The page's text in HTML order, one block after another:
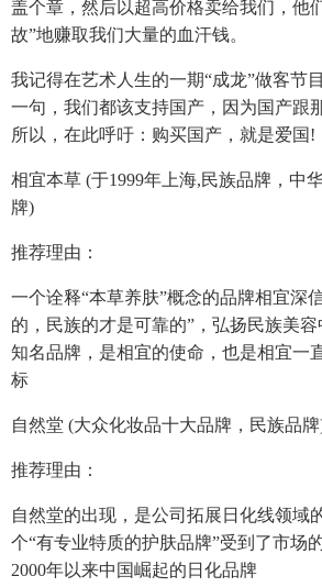
盖个章，然后以超高价格卖给我们，他
故”地赚取我们大量的血汗钱。
我记得在艺术人生的一期“成龙”做客节
一句，我们都该支持国产，因为国产跟
所以，在此呼吁：购买国产，就是爱国!
相宜本草 (于1999年上海,民族品牌，中
牌)
推荐理由：
一个诠释“本草养肤”概念的品牌相宜深
的，民族的才是可靠的”，弘扬民族美
知名品牌，是相宜的使命，也是相宜一
标
自然堂 (大众化妆品十大品牌，民族品
推荐理由：
自然堂的出现，是公司拓展日化线领域
个“有专业特质的护肤品牌”受到了市场
2000年以来中国崛起的日化品牌